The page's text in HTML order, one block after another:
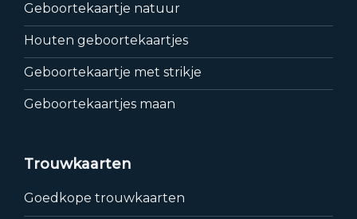
Geboortekaartje natuur
Houten geboortekaartjes
Geboortekaartje met strikje
Geboortekaartjes maan
Trouwkaarten
Goedkope trouwkaarten